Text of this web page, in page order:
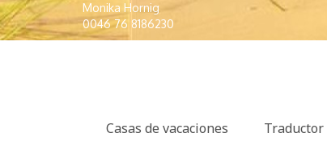
Monika Hornig
0046 76 8186230
Casas de vacaciones